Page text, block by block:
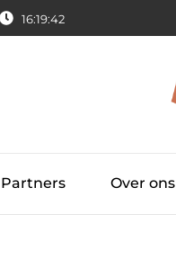
16:19:43
Partners Over ons